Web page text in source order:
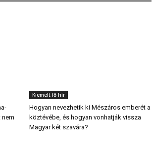
nem
Kiemelt fő hír
Hogyan nevezhetik ki Mészáros emberét a
köztévébe, és hogyan vonhatják vissza
Magyar két szavára?